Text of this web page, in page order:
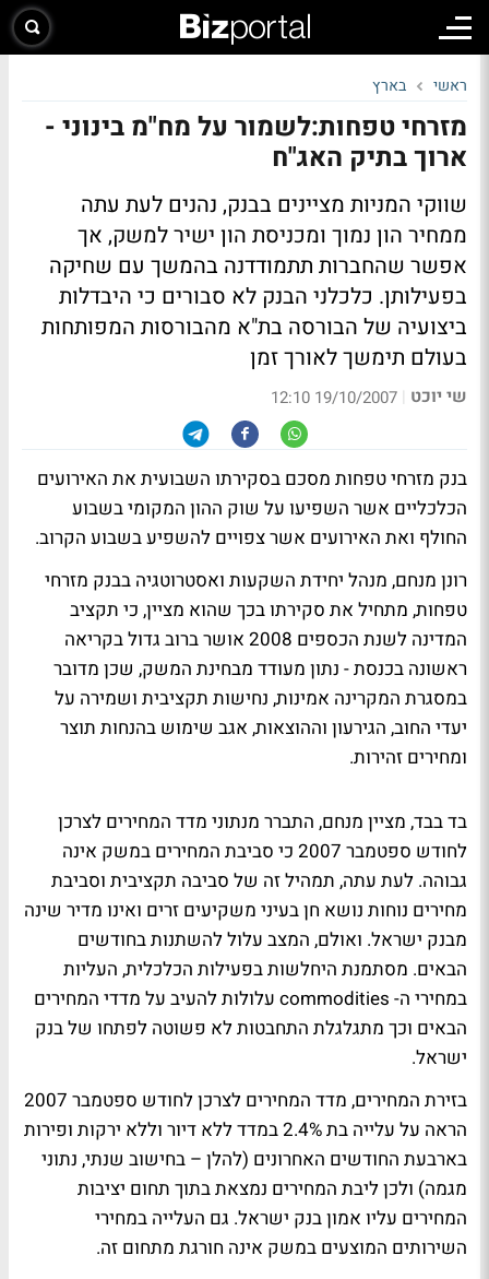
ראשי בארץ
מזרחי טפחות:לשמור על מח"מ בינוני -
ארוך בתיק האג"ח
שווקי המניות מציינים בבנק, נהנים לעת עתה
ממחיר הון נמוך ומכניסת הון ישיר למשק, אך
אפשר שהחברות תתמודדנה בהמשך עם שחיקה
בפעילותן. כלכלני הבנק לא סבורים כי היבדלות
ביצועיה של הבורסה בת"א מהבורסות המפותחות
בעולם תימשך לאורך זמן
שי יוכט |
19/10/2007 12:10
בנק מזרחי טפחות מסכם בסקירתו השבועית את האירועים
הכלכליים אשר השפיעו על שוק ההון המקומי בשבוע
החולף ואת האירועים אשר צפויים להשפיע בשבוע הקרוב.
רונן מנחם, מנהל יחידת השקעות ואסטרוטגיה בבנק מזרחי
טפחות, מתחיל את סקירתו בכך שהוא מציין, כי תקציב
המדינה לשנת הכספים 2008 אושר ברוב גדול בקריאה
ראשונה בכנסת - נתון מעודד מבחינת המשק, שכן מדובר
במסגרת המקרינה אמינות, נחישות תקציבית ושמירה על
יעדי החוב, הגירעון וההוצאות, אגב שימוש בהנחות תוצר
ומחירים זהירות.
בד בבד, מציין מנחם, התברר מנתוני מדד המחירים לצרכן
לחודש ספטמבר 2007 כי סביבת המחירים במשק אינה
גבוהה. לעת עתה, תמהיל זה של סביבה תקציבית וסביבת
מחירים נוחות נושא חן בעיני משקיעים זרים ואינו מדיר שינה
מבנק ישראל. ואולם, המצב עלול להשתנות בחודשים
הבאים. מסתמנת היחלשות בפעילות הכלכלית, העליות
במחירי ה- commodities עלולות להעיב על מדדי המחירים
הבאים וכך מתגלגלת התחבטות לא פשוטה לפתחו של בנק
ישראל.
בזירת המחירים, מדד המחירים לצרכן לחודש ספטמבר 2007
הראה על עלייה בת 2.4% במדד ללא דיור וללא ירקות ופירות
בארבעת החודשים האחרונים (להלן – בחישוב שנתי, נתוני
מגמה) ולכן ליבת המחירים נמצאת בתוך תחום יציבות
המחירים עליו אמון בנק ישראל. גם העלייה במחירי
השירותים המוצעים במשק אינה חורגת מתחום זה.